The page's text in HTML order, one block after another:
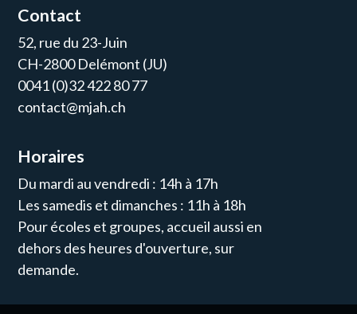
Contact
52, rue du 23-Juin
CH-2800 Delémont (JU)
0041 (0)32 422 80 77
contact@mjah.ch
Horaires
Du mardi au vendredi : 14h à 17h
Les samedis et dimanches : 11h à 18h
Pour écoles et groupes, accueil aussi en
dehors des heures d'ouverture, sur
demande.